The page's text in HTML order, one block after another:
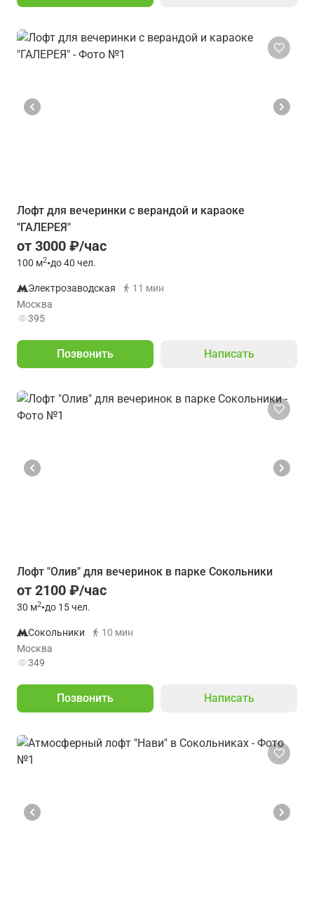
Лофт для вечеринки с верандой и караоке
"ГАЛЕРЕЯ"
от 3000 ₽/час
100 м2•до 40 чел.
Электрозаводская
11 мин
Москва
395
Позвонить Написать
Лофт "Олив" для вечеринок в парке Сокольники
от 2100 ₽/час
30 м2•до 15 чел.
Сокольники
10 мин
Москва
349
Позвонить Написать